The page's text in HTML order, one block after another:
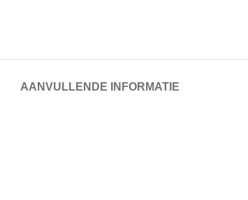
AANVULLENDE INFORMATIE